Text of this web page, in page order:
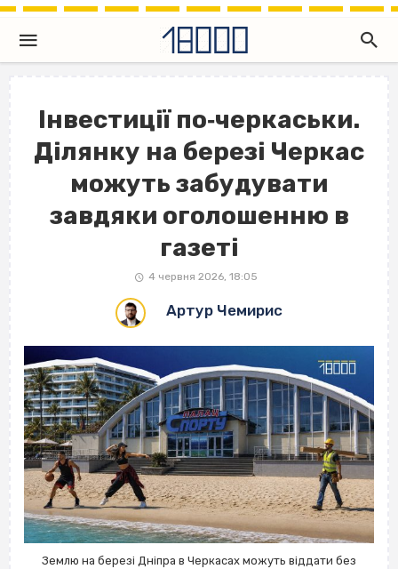
Інвестиції по‐черкаськи.
Ділянку на березі Черкас
можуть забудувати
завдяки оголошенню в
газеті
4 червня 2026, 18:05
Артур Чемирис
Землю на березі Дніпра в Черкасах можуть віддати без